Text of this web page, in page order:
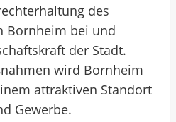
des
Bornheim bei und
der Stadt.
wird Bornheim
attraktiven Standort
Gewerbe.